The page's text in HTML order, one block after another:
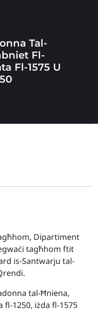
Tal-
Fl-
Fl-1575 U
Dipartiment
tagħhom ftit
is-Santwarju tal-
tal-Ħniena,
1250, iżda fl-1575